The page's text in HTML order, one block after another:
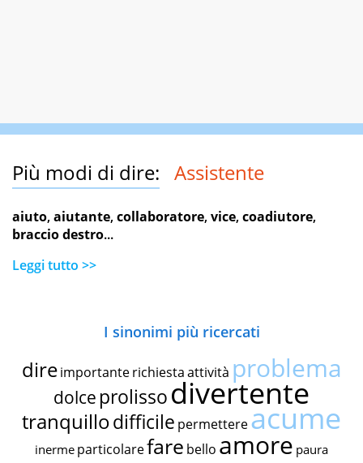
Più modi di dire: Assistente
aiuto,aiutante,collaboratore,vice,coadiutore,
braccio destro...
Leggi tutto >>
I sinonimi più ricercati
dire importante richiestaattività problema
dolce prolissodivertente
tranquillodifficile permettereacume
inerme particolarefare bello amore paura